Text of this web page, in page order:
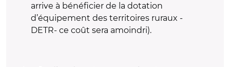
arrive à bénéficier de la dotation
d’équipement des territoires ruraux -
DETR- ce coût sera amoindri).